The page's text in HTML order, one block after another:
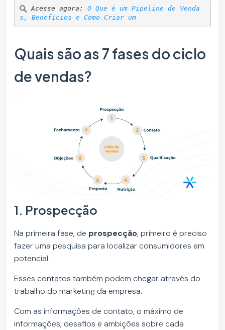
Acesse agora: O Que é um Pipeline de Venda
s, Benefícios e Como Criar um
Quais são as 7 fases do ciclo
de vendas?
1. Prospecção
Na primeira fase, de prospecção, primeiro é preciso
fazer uma pesquisa para localizar consumidores em
potencial.
Esses contatos também podem chegar através do
trabalho do marketing da empresa.
Com as informações de contato, o máximo de
informações, desafios e ambições sobre cada